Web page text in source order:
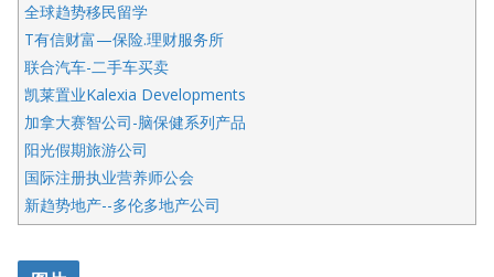
全球趋势移民留学
T有信财富—保险.理财服务所
联合汽车-二手车买卖
凯莱置业Kalexia Developments
加拿大赛智公司-脑保健系列产品
阳光假期旅游公司
国际注册执业营养师公会
新趋势地产--多伦多地产公司
开明车行KS CAR SALES & SERVICE